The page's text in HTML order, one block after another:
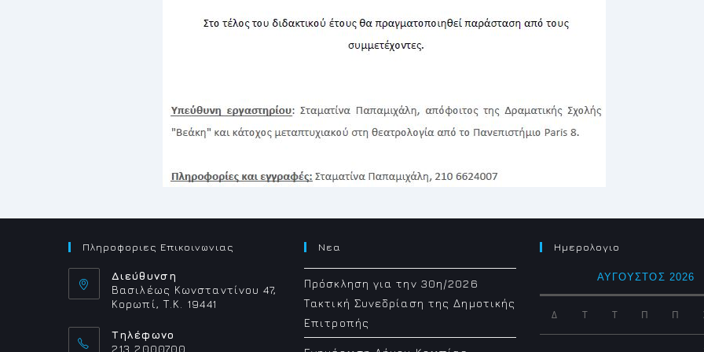
Πληροφοριες Επικοινωνιας
Διεύθυνση
Βασιλέως Κωνσταντίνου 47,
Κορωπί, Τ.Κ. 19441
Τηλέφωνο
213 2000700
Νεα
Πρόσκληση για την 30η/2026
Τακτική Συνεδρίαση της Δημοτικής
Επιτροπής
Ημερολογιο
ΑΎΓΟΥΣΤΟΣ 2026
Δ Τ Τ Π Π